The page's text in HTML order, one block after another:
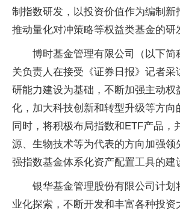
制指数研发，以投资价值作为编制新
推动量化对冲策略等权益类基金的研
博时基金管理有限公司（以下简
关负责人在接受《证券日报》记者采
研能力建设为基础，不断加强主动权
化，加大科技创新和转型升级等方向
同时，将积极布局指数和ETF产品，
源、生物技术等为代表的方向加强领
强指数基金体系化资产配置工具的建
银华基金管理股份有限公司计划
业化探索，不断开发和丰富各种投资